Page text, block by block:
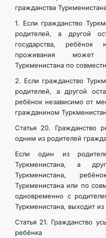
гражданства
1. Если гражданство
родителей, а другой
государства,
проживания может
Туркменистана по
2. Если гражданство
родителей, а другой
ребёнок независимо от
гражданином
Статья 20. Гражданство
одним из родителей
Если один из
Туркменистана, а
Туркменистана,
Туркменистана или по
одновременно с
Туркменистана, выходит
Статья 21. Гражданство
ребёнка